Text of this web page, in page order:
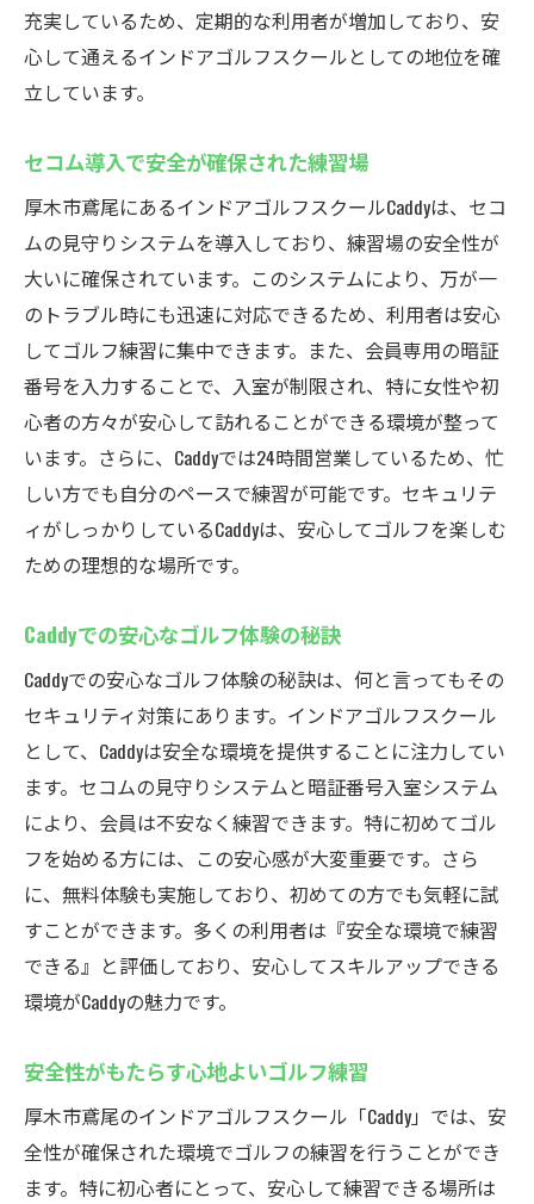
充実しているため、定期的な利用者が増加しており、安
心して通えるインドアゴルフスクールとしての地位を確
立しています。
セコム導入で安全が確保された練習場
厚木市鳶尾にあるインドアゴルフスクールCaddyは、セコ
ムの見守りシステムを導入しており、練習場の安全性が
大いに確保されています。このシステムにより、万が一
のトラブル時にも迅速に対応できるため、利用者は安心
してゴルフ練習に集中できます。また、会員専用の暗証
番号を入力することで、入室が制限され、特に女性や初
心者の方々が安心して訪れることができる環境が整って
います。さらに、Caddyでは24時間営業しているため、忙
しい方でも自分のペースで練習が可能です。セキュリテ
ィがしっかりしているCaddyは、安心してゴルフを楽しむ
ための理想的な場所です。
Caddyでの安心なゴルフ体験の秘訣
Caddyでの安心なゴルフ体験の秘訣は、何と言ってもその
セキュリティ対策にあります。インドアゴルフスクール
として、Caddyは安全な環境を提供することに注力してい
ます。セコムの見守りシステムと暗証番号入室システム
により、会員は不安なく練習できます。特に初めてゴル
フを始める方には、この安心感が大変重要です。さら
に、無料体験も実施しており、初めての方でも気軽に試
すことができます。多くの利用者は『安全な環境で練習
できる』と評価しており、安心してスキルアップできる
環境がCaddyの魅力です。
安全性がもたらす心地よいゴルフ練習
厚木市鳶尾のインドアゴルフスクール「Caddy」では、安
全性が確保された環境でゴルフの練習を行うことができ
ます。特に初心者にとって、安心して練習できる場所は